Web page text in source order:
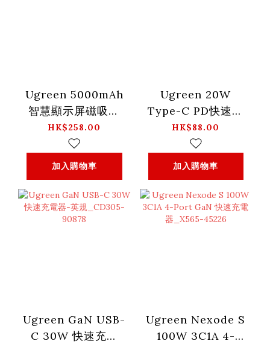
Ugreen 5000mAh
智慧顯示屏磁吸無
線行動電源_PB571-
35605B
HK$258.00
加入購物車
Ugreen 20W
Type-C PD快速充
電器-英規-白色
_CD137 - 60451
HK$88.00
加入購物車
Ugreen GaN USB-
C 30W 快速充電
Ugreen Nexode S
100W 3C1A 4-